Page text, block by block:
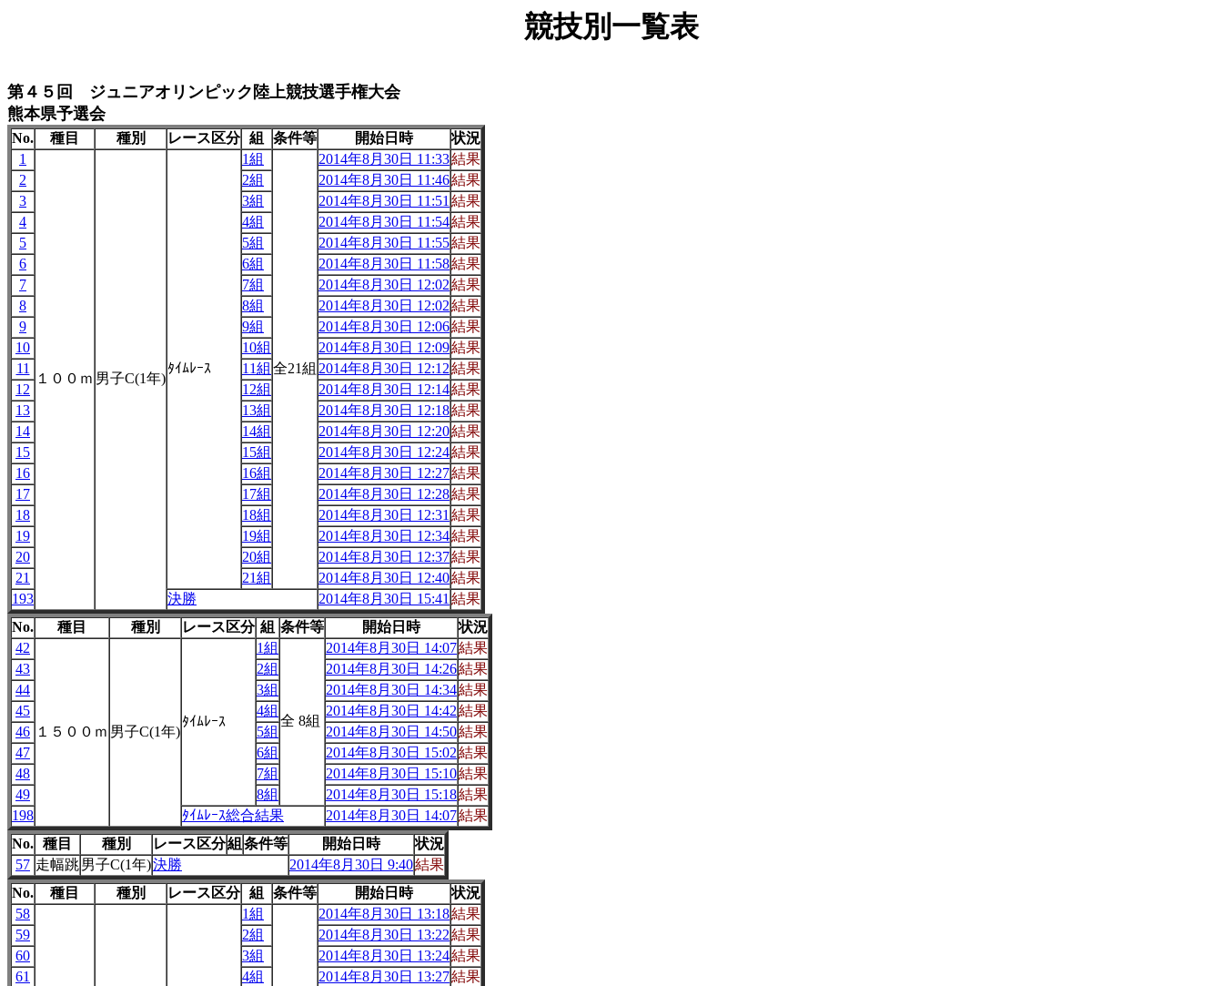
競技別一覧表
第４５回 ジュニアオリンピック陸上競技選手権大会
熊本県予選会
No. 種目 種別 レース区分 組 条件等 開始日時
状況
1
１００ｍ 男子C(1年)
ﾀｲﾑﾚｰｽ
1組
全21組
2014年8月30日 11:33結果
2
2組 2014年8月30日 11:46結果
3
3組 2014年8月30日 11:51 結果
4
4組 2014年8月30日 11:54結果
5
5組 2014年8月30日 11:55結果
6
6組 2014年8月30日 11:58結果
7
7組 2014年8月30日 12:02結果
8
8組 2014年8月30日 12:02結果
9
9組 2014年8月30日 12:06結果
10
10組 2014年8月30日 12:09結果
11
11組 2014年8月30日 12:12結果
12
12組 2014年8月30日 12:14結果
13
13組 2014年8月30日 12:18結果
14
14組 2014年8月30日 12:20結果
15
15組 2014年8月30日 12:24結果
16
16組 2014年8月30日 12:27結果
17
17組 2014年8月30日 12:28結果
18
18組 2014年8月30日 12:31 結果
19
19組 2014年8月30日 12:34結果
20
20組 2014年8月30日 12:37結果
21
21組 2014年8月30日 12:40結果
193
決勝 2014年8月30日 15:41 結果
No.
種目 種別 レース区分 組 条件等 開始日時
状況
42
１５００ｍ 男子C(1年)
ﾀｲﾑﾚｰｽ
1組
全 8組
2014年8月30日 14:07結果
43
2組 2014年8月30日 14:26結果
44
3組 2014年8月30日 14:34結果
45
4組 2014年8月30日 14:42結果
46
5組 2014年8月30日 14:50結果
47
6組 2014年8月30日 15:02結果
48
7組 2014年8月30日 15:10結果
49
8組 2014年8月30日 15:18結果
198
ﾀｲﾑﾚｰｽ総合結果 2014年8月30日 14:07結果
No. 種目 種別 レース区分組 条件等 開始日時
状況
57 走幅跳男子C(1年)決勝 2014年8月30日 9:40結果
No.
種目 種別 レース区分 組 条件等 開始日時
状況
58
1組 2014年8月30日 13:18結果
59
2組 2014年8月30日 13:22結果
60
3組 2014年8月30日 13:24結果
61
4組 2014年8月30日 13:27結果